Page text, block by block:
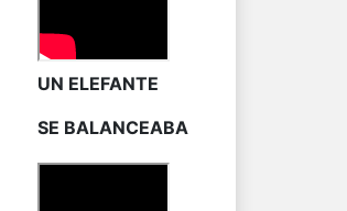
UN ELEFANTE
SE BALANCEABA